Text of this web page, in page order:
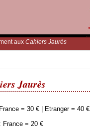
aux Cahiers Jaurès
Jaurès
= 30 € | Etranger = 40 €
= 20 €